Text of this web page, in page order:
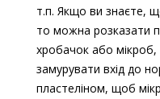
т.п. Якщо ви знаєте,
то можна розказати
хробачок або мікроб,
замурувати вхід до
пластеліном, щоб